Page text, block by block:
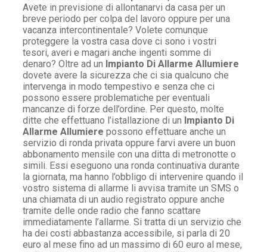
Avete in previsione di allontanarvi da casa per un
breve periodo per colpa del lavoro oppure per una
vacanza intercontinentale? Volete comunque
proteggere la vostra casa dove ci sono i vostri
tesori, averi e magari anche ingenti somme di
denaro? Oltre ad un Impianto Di Allarme Allumiere
dovete avere la sicurezza che ci sia qualcuno che
intervenga in modo tempestivo e senza che ci
possono essere problematiche per eventuali
mancanze di forze dell’ordine. Per questo, molte
ditte che effettuano l’istallazione di un Impianto Di
Allarme Allumiere possono effettuare anche un
servizio di ronda privata oppure farvi avere un buon
abbonamento mensile con una ditta di metronotte o
simili. Essi eseguono una ronda continuativa durante
la giornata, ma hanno l’obbligo di intervenire quando il
vostro sistema di allarme li avvisa tramite un SMS o
una chiamata di un audio registrato oppure anche
tramite delle onde radio che fanno scattare
immediatamente l’allarme. Si tratta di un servizio che
ha dei costi abbastanza accessibile, si parla di 20
euro al mese fino ad un massimo di 60 euro al mese,